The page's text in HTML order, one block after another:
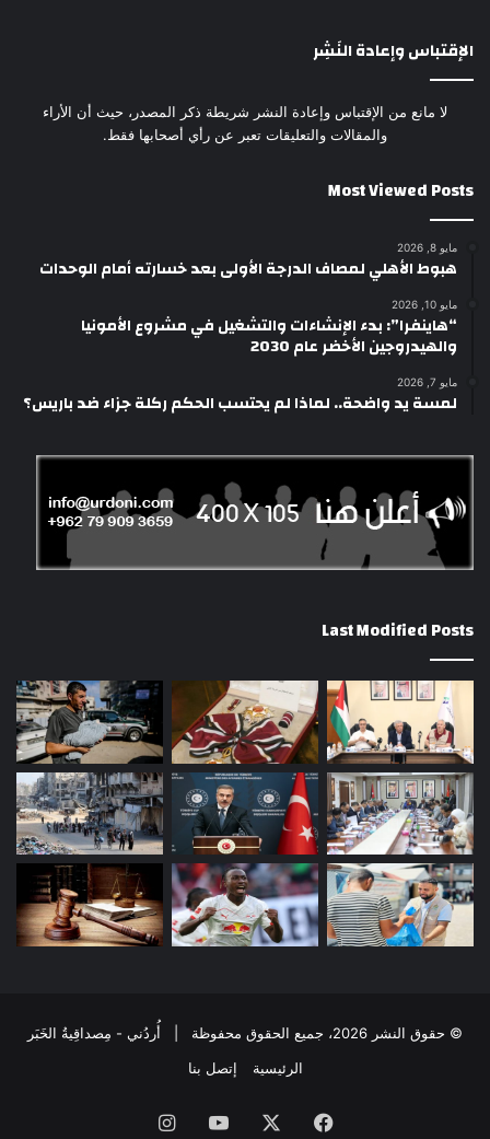
الإقتباس وإعادة النَشِر
لا مانع من الإقتباس وإعادة النشر شريطة ذكر المصدر، حيث أن الأراء
والمقالات والتعليقات تعبر عن رأي أصحابها فقط.
Most Viewed Posts
مايو 8, 2026
هبوط الأهلي لمصاف الدرجة الأولى بعد خسارته أمام الوحدات
مايو 10, 2026
“هاينفرا”: بدء الإنشاءات والتشغيل في مشروع الأمونيا
والهيدروجين الأخضر عام 2030
مايو 7, 2026
لمسة يد واضحة.. لماذا لم يحتسب الحكم ركلة جزاء ضد باريس؟
Last Modified Posts
© حقوق النشر 2026، جميع الحقوق محفوظة | أُردُني - مِصداقِيةُ الخَبَر
الرئيسية
إتصل بنا
فيسبوك ‫YouTube